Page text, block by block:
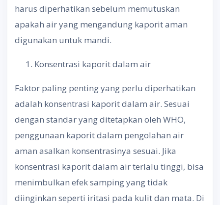
harus diperhatikan sebelum memutuskan
apakah air yang mengandung kaporit aman
digunakan untuk mandi.
Konsentrasi kaporit dalam air
Faktor paling penting yang perlu diperhatikan
adalah konsentrasi kaporit dalam air. Sesuai
dengan standar yang ditetapkan oleh WHO,
penggunaan kaporit dalam pengolahan air
aman asalkan konsentrasinya sesuai. Jika
konsentrasi kaporit dalam air terlalu tinggi, bisa
menimbulkan efek samping yang tidak
diinginkan seperti iritasi pada kulit dan mata. Di